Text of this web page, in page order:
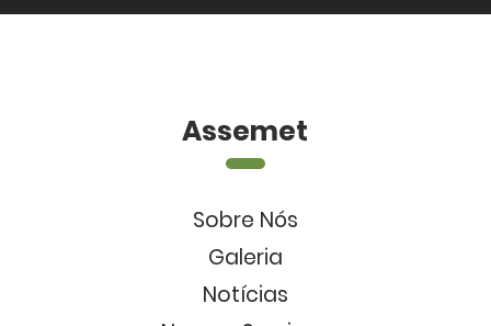
Assemet
Sobre Nós
Galeria
Notícias